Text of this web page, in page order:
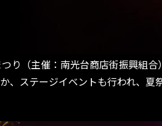
り（主催：南光台商店街振興組
、ステージイベントも行われ、